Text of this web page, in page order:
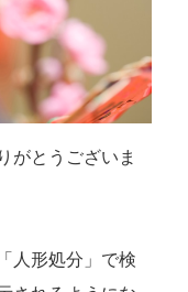
がとうございま
人形処分」で検